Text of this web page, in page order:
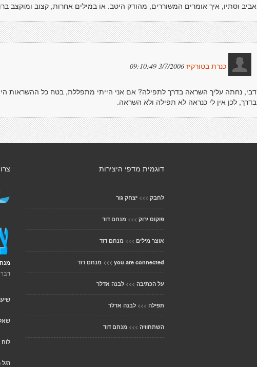
אביב וסתיו, איך אומרים המשוררים, מהודק היטב. או במילים אחרות, קצוב ומוקצב
כנרת בטורקיז 3/7/2006 09:10:49
דבי, נחתה עליך השראה בדרך לתפילה? אם אני הייתי מתפללת, בטח כל ההשראות
בדרך, לכן אין לי כנראה לא תפילה ולא השראה.
לוח
רגל
דוגמית מדפי היצירות
לחבק >>> יצחק גור
פוקוס ירוק >>> מנחם דוד
אוצר מילים >>> מנחם דוד
you are connected
>>> מנחם דוד
על הכתיבה >>> לבנה אדלר
תפילה >>> לבנה אדלר
השתחוויה >>> מנחם דוד